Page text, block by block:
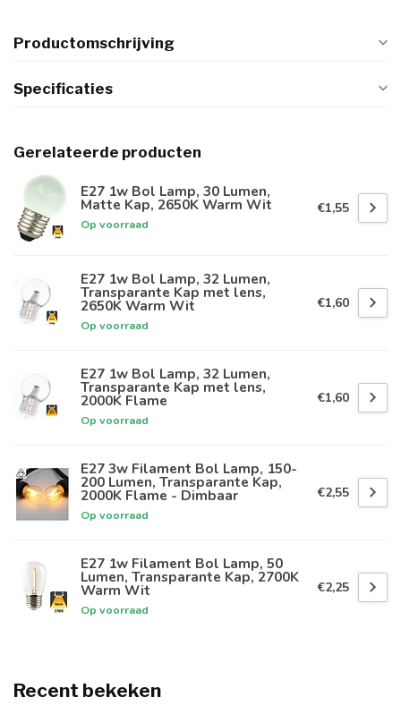
Productomschrijving
Specificaties
Gerelateerde producten
E27 1w Bol Lamp, 30 Lumen,
Matte Kap, 2650K Warm Wit
Op voorraad
€1,55
E27 1w Bol Lamp, 32 Lumen,
Transparante Kap met lens,
2650K Warm Wit
Op voorraad
€1,60
E27 1w Bol Lamp, 32 Lumen,
Transparante Kap met lens,
2000K Flame
Op voorraad
€1,60
E27 3w Filament Bol Lamp, 150-
200 Lumen, Transparante Kap,
2000K Flame - Dimbaar
Op voorraad
€2,55
E27 1w Filament Bol Lamp, 50
Lumen, Transparante Kap, 2700K
Warm Wit
Op voorraad
€2,25
Recent bekeken